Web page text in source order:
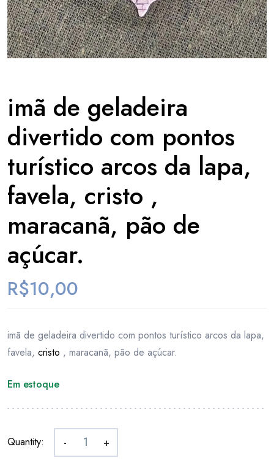
imã de geladeira
divertido com pontos
turístico arcos da lapa,
favela, cristo ,
maracanã, pão de
açúcar.
R$10,00
imã de geladeira divertido com pontos turístico arcos da lapa,
favela, cristo , maracanã, pão de açúcar.
Em estoque
Quantity: - +